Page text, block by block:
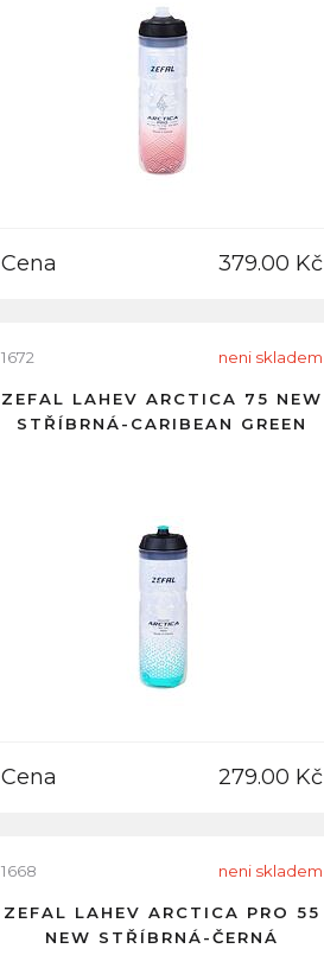
Cena 379.00 Kč
1672 neni skladem
ZEFAL LAHEV ARCTICA 75 NEW
STŘÍBRNÁ-CARIBEAN GREEN
Cena 279.00 Kč
1668 neni skladem
ZEFAL LAHEV ARCTICA PRO 55
NEW STŘÍBRNÁ-ČERNÁ